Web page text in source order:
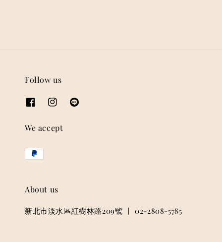
Follow us
We accept
About us
新北市淡水區紅樹林路209號 丨 02-2808-5785